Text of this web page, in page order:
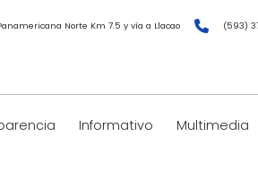
Norte Km 7.5 y vía a Llacao (593)
Informativo Multimedia